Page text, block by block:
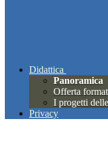
Didattica
Panoramica
Offerta
I progetti
Privacy